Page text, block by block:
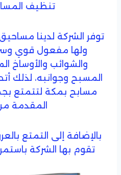
تنظيف
توفر الشركة لدينا
ولها مفعول قوي
والشوائب والأوساخ
المسبح وجوانبه،
مسابح بمكة لتتمتع
المقدمة
بالإضافة إلى التمتع
تقوم بها الشركة